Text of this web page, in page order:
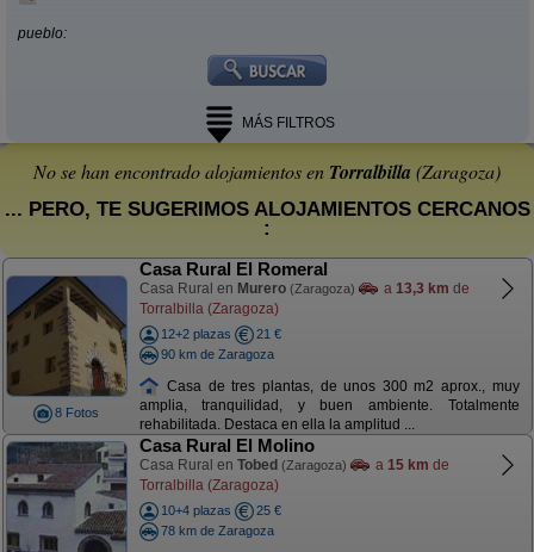
pueblo:
MÁS FILTROS
No se han encontrado alojamientos en Torralbilla (Zaragoza)
... PERO, TE SUGERIMOS ALOJAMIENTOS CERCANOS
:
8 Fotos
Casa Rural El Romeral
Casa Rural en Murero (Zaragoza) a 13,3 km de
Torralbilla (Zaragoza)
12+2 plazas
21 €
90 km de Zaragoza
Casa de tres plantas, de unos 300 m2 aprox., muy
amplia, tranquilidad, y buen ambiente. Totalmente
rehabilitada. Destaca en ella la amplitud ...
Casa Rural El Molino
Casa Rural en Tobed (Zaragoza) a 15 km de
Torralbilla (Zaragoza)
10+4 plazas
25 €
78 km de Zaragoza